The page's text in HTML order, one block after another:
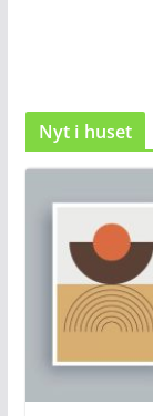
Nyt i huset